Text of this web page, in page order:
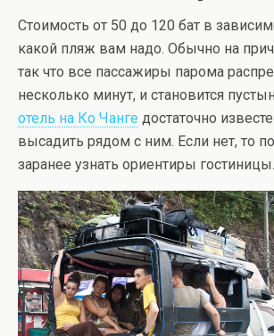
Стоимость от 50 до 120 бат в
какой пляж вам надо. Обычно на
так что все пассажиры парома
несколько минут, и становится
отель на Ко Чанге достаточно
высадить рядом с ним. Если нет, то
заранее узнать ориентиры гостиницы.